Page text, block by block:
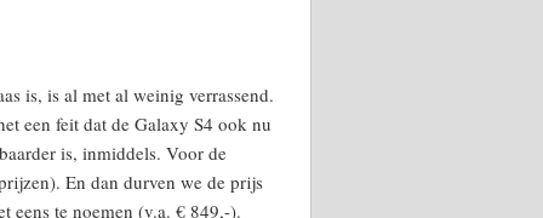
is, is al met al weinig verrassend.
een feit dat de Galaxy S4 ook nu
is, inmiddels. Voor de
En dan durven we de prijs
eens te noemen (v.a. € 849,-).